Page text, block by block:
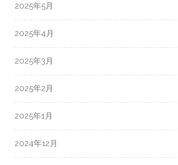
2025年5月
2025年4月
2025年3月
2025年2月
2025年1月
2024年12月